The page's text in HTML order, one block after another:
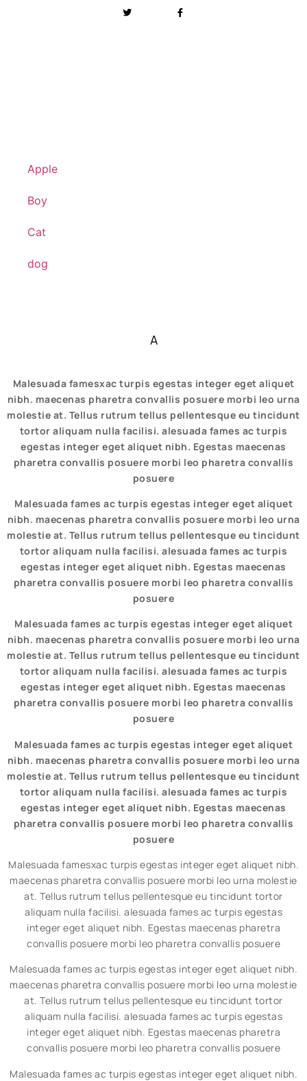
Apple
Boy
Cat
dog
A
Malesuada famesxac turpis egestas integer eget aliquet
nibh. maecenas pharetra convallis posuere morbi leo urna
molestie at. Tellus rutrum tellus pellentesque eu tincidunt
tortor aliquam nulla facilisi. alesuada fames ac turpis
egestas integer eget aliquet nibh. Egestas maecenas
pharetra convallis posuere morbi leo pharetra convallis
posuere
Malesuada fames ac turpis egestas integer eget aliquet
nibh. maecenas pharetra convallis posuere morbi leo urna
molestie at. Tellus rutrum tellus pellentesque eu tincidunt
tortor aliquam nulla facilisi. alesuada fames ac turpis
egestas integer eget aliquet nibh. Egestas maecenas
pharetra convallis posuere morbi leo pharetra convallis
posuere
Malesuada fames ac turpis egestas integer eget aliquet
nibh. maecenas pharetra convallis posuere morbi leo urna
molestie at. Tellus rutrum tellus pellentesque eu tincidunt
tortor aliquam nulla facilisi. alesuada fames ac turpis
egestas integer eget aliquet nibh. Egestas maecenas
pharetra convallis posuere morbi leo pharetra convallis
posuere
Malesuada fames ac turpis egestas integer eget aliquet
nibh. maecenas pharetra convallis posuere morbi leo urna
molestie at. Tellus rutrum tellus pellentesque eu tincidunt
tortor aliquam nulla facilisi. alesuada fames ac turpis
egestas integer eget aliquet nibh. Egestas maecenas
pharetra convallis posuere morbi leo pharetra convallis
posuere
Malesuada famesxac turpis egestas integer eget aliquet nibh.
maecenas pharetra convallis posuere morbi leo urna molestie
at. Tellus rutrum tellus pellentesque eu tincidunt tortor
aliquam nulla facilisi. alesuada fames ac turpis egestas
integer eget aliquet nibh. Egestas maecenas pharetra
convallis posuere morbi leo pharetra convallis posuere
Malesuada fames ac turpis egestas integer eget aliquet nibh.
maecenas pharetra convallis posuere morbi leo urna molestie
at. Tellus rutrum tellus pellentesque eu tincidunt tortor
aliquam nulla facilisi. alesuada fames ac turpis egestas
integer eget aliquet nibh. Egestas maecenas pharetra
convallis posuere morbi leo pharetra convallis posuere
Malesuada fames ac turpis egestas integer eget aliquet nibh.